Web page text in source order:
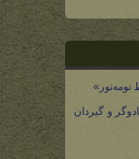
و گیردان